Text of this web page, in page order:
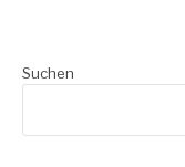
der
Suchen